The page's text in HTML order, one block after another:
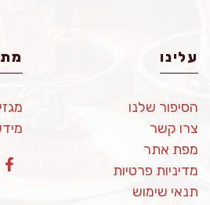
עלינו
הסיפור שלנו
צרו קשר
מפת אתר
מדיניות פרטיות
תנאי שימוש